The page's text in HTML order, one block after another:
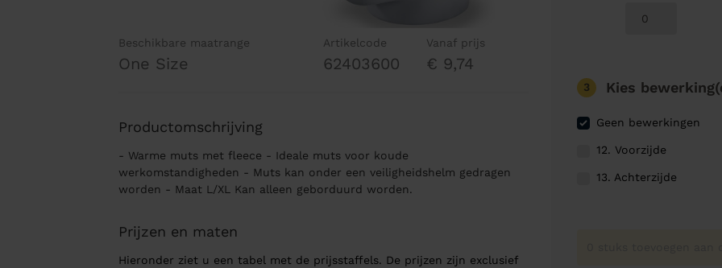
Beschikbare maatrange
One Size
Artikelcode
62403600
Vanaf prijs
€ 9,74
Productomschrijving
- Warme muts met fleece - Ideale muts voor koude
werkomstandigheden - Muts kan onder een veiligheidshelm gedragen
worden - Maat L/XL Kan alleen geborduurd worden.
Prijzen en maten
Hieronder ziet u een tabel met de prijsstaffels. De prijzen zijn exclusief
3 Kies
Geen bewerkingen
12. Voorzijde
13. Achterzijde